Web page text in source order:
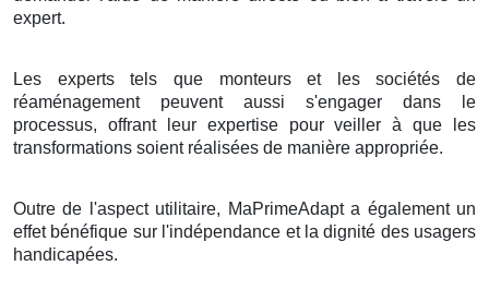
expert.
Les experts tels que monteurs et les sociétés de
réaménagement peuvent aussi s'engager dans le
processus, offrant leur expertise pour veiller à que les
transformations soient réalisées de manière appropriée.
Outre de l'aspect utilitaire, MaPrimeAdapt a également un
effet bénéfique sur l'indépendance et la dignité des usagers
handicapées.